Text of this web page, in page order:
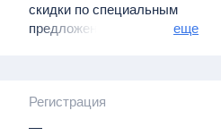
скидки по специальным
предложениям партнеров
игре
еще
Регистрация
—